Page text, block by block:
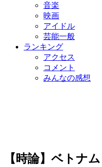
音楽
映画
アイドル
芸能一般
ランキング
アクセス
コメント
みんなの感想
【時論】ベトナ